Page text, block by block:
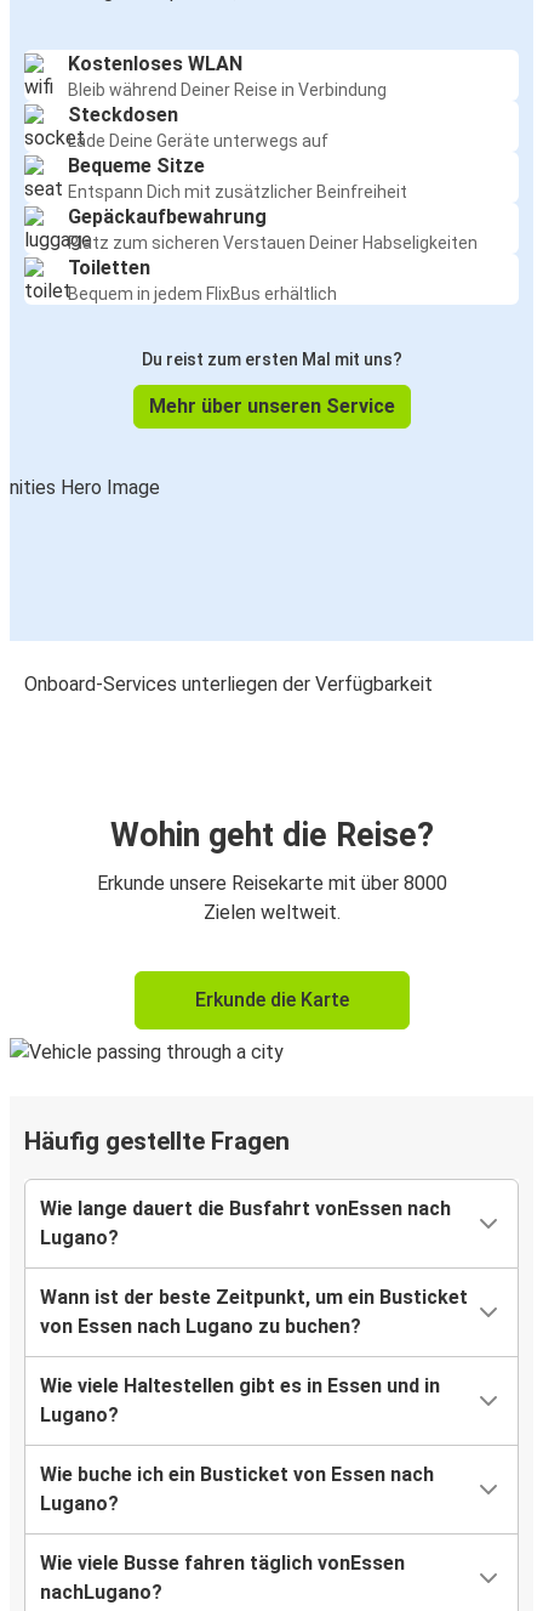
Kostenloses WLAN
Bleib während Deiner Reise in Verbindung
Steckdosen
Lade Deine Geräte unterwegs auf
Bequeme Sitze
Entspann Dich mit zusätzlicher Beinfreiheit
Gepäckaufbewahrung
Platz zum sicheren Verstauen Deiner Habseligkeiten
Toiletten
Bequem in jedem FlixBus erhältlich
Du reist zum ersten Mal mit uns?
Mehr über unseren Service
Onboard-Services unterliegen der Verfügbarkeit
Wohin geht die Reise?
Erkunde unsere Reisekarte mit über 8000
Zielen weltweit.
Erkunde die Karte
Häufig gestellte Fragen
Wie lange dauert die Busfahrt vonEssen nach
Lugano?
Wann ist der beste Zeitpunkt, um ein Busticket
von Essen nach Lugano zu buchen?
Wie viele Haltestellen gibt es in Essen und in
Lugano?
Wie buche ich ein Busticket von Essen nach
Lugano?
Wie viele Busse fahren täglich vonEssen
nachLugano?